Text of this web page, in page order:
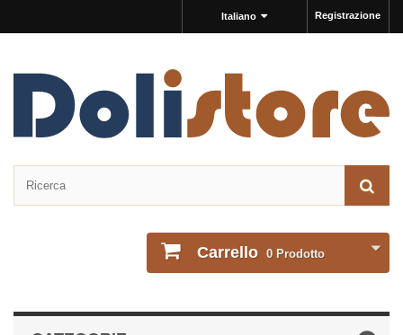
Registrazione
Italiano
Carrello 0 Prodotto